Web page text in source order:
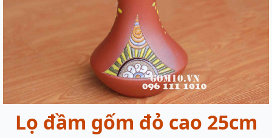
Lọ đầm gốm đỏ cao 25cm